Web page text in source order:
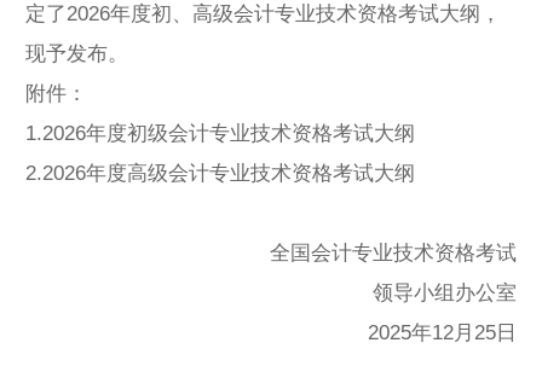
定了2026年度初、高级会计专业技术资格考试大纲，
现予发布。
附件：
1.2026年度初级会计专业技术资格考试大纲
2.2026年度高级会计专业技术资格考试大纲
全国会计专业技术资格考试
领导小组办公室
2025年12月25日